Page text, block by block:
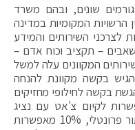
שונים, ובהם משרד
הרשויות המקומיות במדינה
לצרכני השירותים והמידע
– תקציב וכוח אדם –
המקוונים עלה למשל
להגיש בקשה מקוונת להנחה
הגשת בקשה לחילופי מחזיקים
אפשרות לקיום צ'אט עם נציג
שירות, 9% מציעות אפשרות לזימון תור פרונטלי, 10% מאפשרות